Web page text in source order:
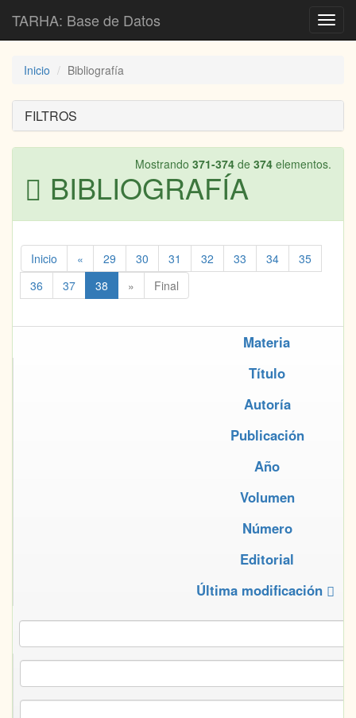
TARHA: Base de Datos
Inicio Bibliografía
FILTROS
Mostrando 371-374 de 374 elementos.
BIBLIOGRAFÍA
Inicio « 29 30 31 32 33 34
35
36
37 38 » Final
Materia
Título
Autoría
Publicación
Año
Volumen
Número
Editorial
Última modificación